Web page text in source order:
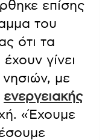
επίσης
του
ότι τα
γίνει
νησιών, με
ενεργειακής
«Έχουμε